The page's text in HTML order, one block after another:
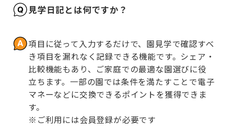
見学日記とは何ですか？
項目に従って入力するだけで、園見学で確認すべ
き項目を漏れなく記録できる機能です。シェア・
比較機能もあり、ご家庭での最適な園選びに役
立ちます。一部の園では条件を満たすことで電子
マネーなどに交換できるポイントを獲得できま
す。
※ご利用には会員登録が必要です